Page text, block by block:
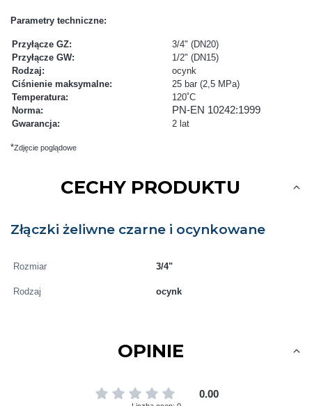
Parametry techniczne:
Przyłącze GZ:
3/4" (DN20)
Przyłącze GW:
1/2" (DN15)
Rodzaj:
ocynk
Ciśnienie maksymalne:
25 bar (2,5 MPa)
Temperatura:
120˚C
Norma:
PN-EN 10242:1999
Gwarancja: 2 lat
*Zdjęcie poglądowe
CECHY PRODUKTU
Złączki żeliwne czarne i ocynkowane
Rozmiar 3/4"
Rodzaj ocynk
OPINIE
0.00